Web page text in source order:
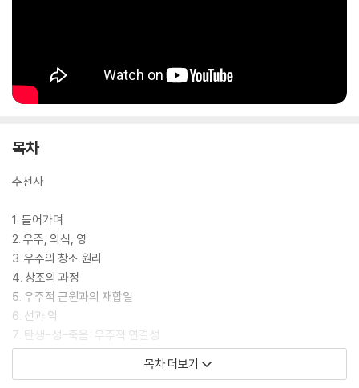
목차
추천사
1. 들어가며
2. 우주, 의식, 영
3. 우주의 창조 원리
4. 창조의 과정
5. 우주적 근원과의 재합일
6. 선과 악
7. 탄생-성-죽음: 우주적 연결성
8. 카르마와 윤회의 비밀
9. 자신을 알지 못하게 하는 금기
목차 더보기